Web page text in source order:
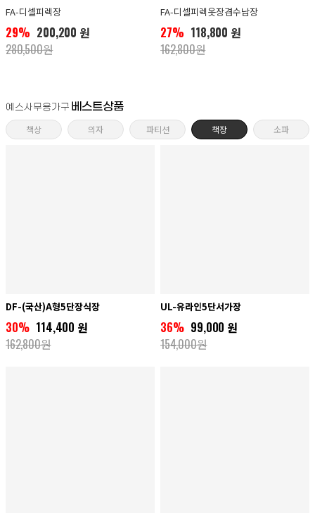
FA-디셀피렉장
29% 200,200 원
280,500원
FA-디셀피렉옷장겸수납장
27% 118,800 원
162,800원
예스사무용가구 베스트상품
책상 의자 파티션 책장 소파
DF-(국산)A형5단장식장
30% 114,400 원
162,800원
UL-유라인5단서가장
36% 99,000 원
154,000원